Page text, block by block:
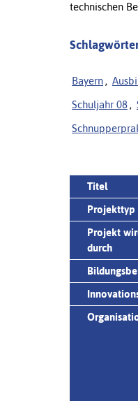
technischen
Bayern ,
Schuljahr 08 ,
Titel
Projekttyp
Projekt
durch